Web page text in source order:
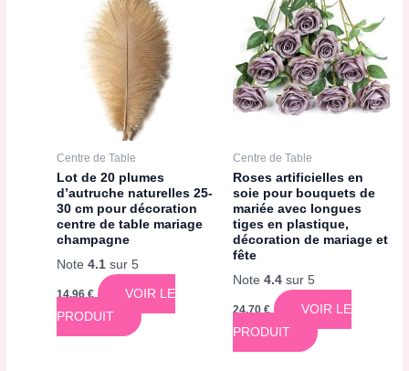
Centre de Table
Lot de 20 plumes
d’autruche naturelles 25-
30 cm pour décoration
centre de table mariage
champagne
Note4.1 sur 5
14,96€
VOIR LE
PRODUIT
Centre de Table
Roses artificielles en
soie pour bouquets de
mariée avec longues
tiges en plastique,
décoration de mariage et
fête
Note 4.4sur 5
24,70€
VOIR LE
PRODUIT